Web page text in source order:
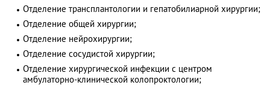
Отделение трансплантологии и гепатобилиарной хирургии;
Отделение общей хирургии;
Отделение нейрохирургии;
Отделение сосудистой хирургии;
Отделение хирургической инфекции с центром
амбулаторно-клинической колопроктологии;